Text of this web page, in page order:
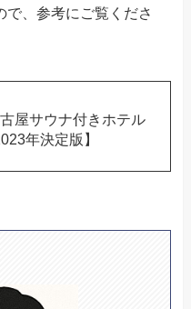
で、参考にご覧くださ
屋サウナ付きホテル
年決定版】